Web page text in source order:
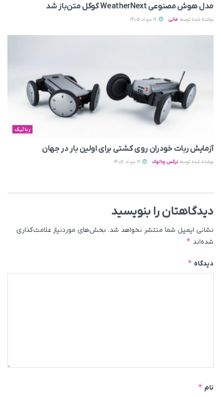
مدل هوش مصنوعی WeatherNext گوگل متن‌باز شد
نوشته شده توسط مانی
رباتیک
آزمایش ربات خودران روی کشتی برای اولین بار در جهان
نوشته شده توسط نرگس چالوک
دیدگاهتان را بنویسید
نشانی ایمیل شما منتشر نخواهد شد. بخش‌های موردنیاز علامت‌گذاری
شده‌اند *
دیدگاه *
نام *